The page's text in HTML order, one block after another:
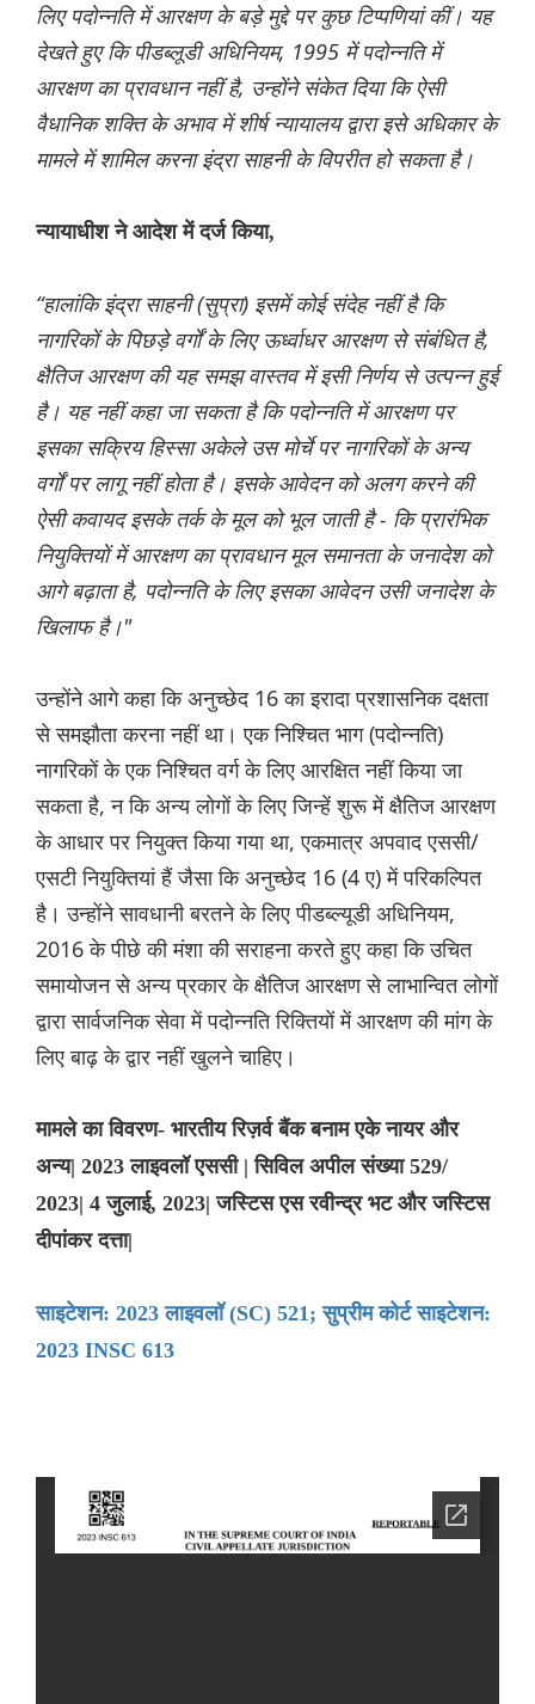
लिए पदोन्नति में आरक्षण के बड़े मुद्दे पर कुछ टिप्पणियां कीं। यह
देखते हुए कि पीडब्लूडी अधिनियम, 1995 में पदोन्नति में
आरक्षण का प्रावधान नहीं है, उन्होंने संकेत दिया कि ऐसी
वैधानिक शक्ति के अभाव में शीर्ष न्यायालय द्वारा इसे अधिकार के
मामले में शामिल करना इंद्रा साहनी के विपरीत हो सकता है।
न्यायाधीश ने आदेश में दर्ज किया,
“हालांकि इंद्रा साहनी (सुप्रा) इसमें कोई संदेह नहीं है कि
नागरिकों के पिछड़े वर्गों के लिए ऊर्ध्वाधर आरक्षण से संबंधित है,
क्षैतिज आरक्षण की यह समझ वास्तव में इसी निर्णय से उत्पन्न हुई
है। यह नहीं कहा जा सकता है कि पदोन्नति में आरक्षण पर
इसका सक्रिय हिस्सा अकेले उस मोर्चे पर नागरिकों के अन्य
वर्गों पर लागू नहीं होता है। इसके आवेदन को अलग करने की
ऐसी कवायद इसके तर्क के मूल को भूल जाती है - कि प्रारंभिक
नियुक्तियों में आरक्षण का प्रावधान मूल समानता के जनादेश को
आगे बढ़ाता है, पदोन्नति के लिए इसका आवेदन उसी जनादेश के
खिलाफ है।"
उन्होंने आगे कहा कि अनुच्छेद 16 का इरादा प्रशासनिक दक्षता
से समझौता करना नहीं था। एक निश्चित भाग (पदोन्नति)
नागरिकों के एक निश्चित वर्ग के लिए आरक्षित नहीं किया जा
सकता है, न कि अन्य लोगों के लिए जिन्हें शुरू में क्षैतिज आरक्षण
के आधार पर नियुक्त किया गया था, एकमात्र अपवाद एससी/
एसटी नियुक्तियां हैं जैसा कि अनुच्छेद 16 (4 ए) में परिकल्पित
है। उन्होंने सावधानी बरतने के लिए पीडब्ल्यूडी अधिनियम,
2016 के पीछे की मंशा की सराहना करते हुए कहा कि उचित
समायोजन से अन्य प्रकार के क्षैतिज आरक्षण से लाभान्वित लोगों
द्वारा सार्वजनिक सेवा में पदोन्नति रिक्तियों में आरक्षण की मांग के
लिए बाढ़ के द्वार नहीं खुलने चाहिए।
मामले का विवरण- भारतीय रिज़र्व बैंक बनाम एके नायर और
अन्य| 2023 लाइवलॉ एससी | सिविल अपील संख्या 529/
2023| 4 जुलाई, 2023| जस्टिस एस रवीन्द्र भट और जस्टिस
दीपांकर दत्ता|
साइटेशन: 2023 लाइवलॉ (SC) 521; सुप्रीम कोर्ट साइटेशन:
2023 INSC 613